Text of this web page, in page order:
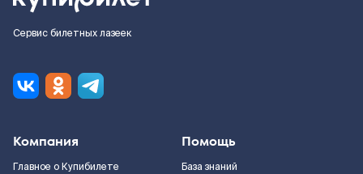
Сервис билетных лазеек
Компания
Главное о Купибилете
Помощь
База знаний